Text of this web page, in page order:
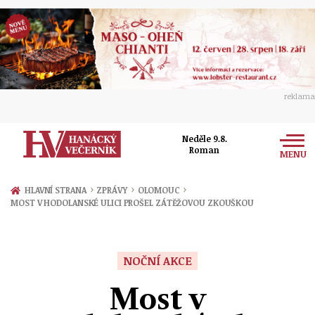
reklama
Neděle 9.8.
Roman
MENU
Zprávy
HLAVNÍ STRANA › ZPRÁVY › OLOMOUC ›
MOST V HODOLANSKÉ ULICI PROŠEL ZÁTĚŽOVOU ZKOUŠKOU
NOČNÍ AKCE
Most v